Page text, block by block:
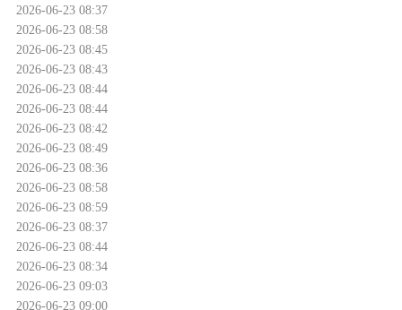
2026-06-23 08:37
2026-06-23 08:58
2026-06-23 08:45
2026-06-23 08:43
2026-06-23 08:44
2026-06-23 08:44
2026-06-23 08:42
2026-06-23 08:49
2026-06-23 08:36
2026-06-23 08:58
2026-06-23 08:59
2026-06-23 08:37
2026-06-23 08:44
2026-06-23 08:34
2026-06-23 09:03
2026-06-23 09:00